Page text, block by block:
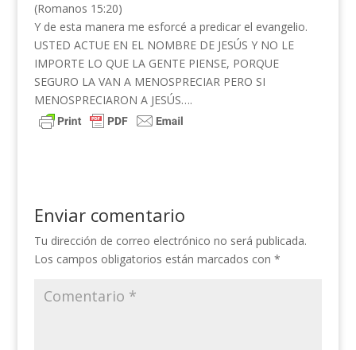
(Romanos 15:20)
Y de esta manera me esforcé a predicar el evangelio.
USTED ACTUE EN EL NOMBRE DE JESÚS Y NO LE
IMPORTE LO QUE LA GENTE PIENSE, PORQUE
SEGURO LA VAN A MENOSPRECIAR PERO SI
MENOSPRECIARON A JESÚS….
Enviar comentario
Tu dirección de correo electrónico no será publicada.
Los campos obligatorios están marcados con *